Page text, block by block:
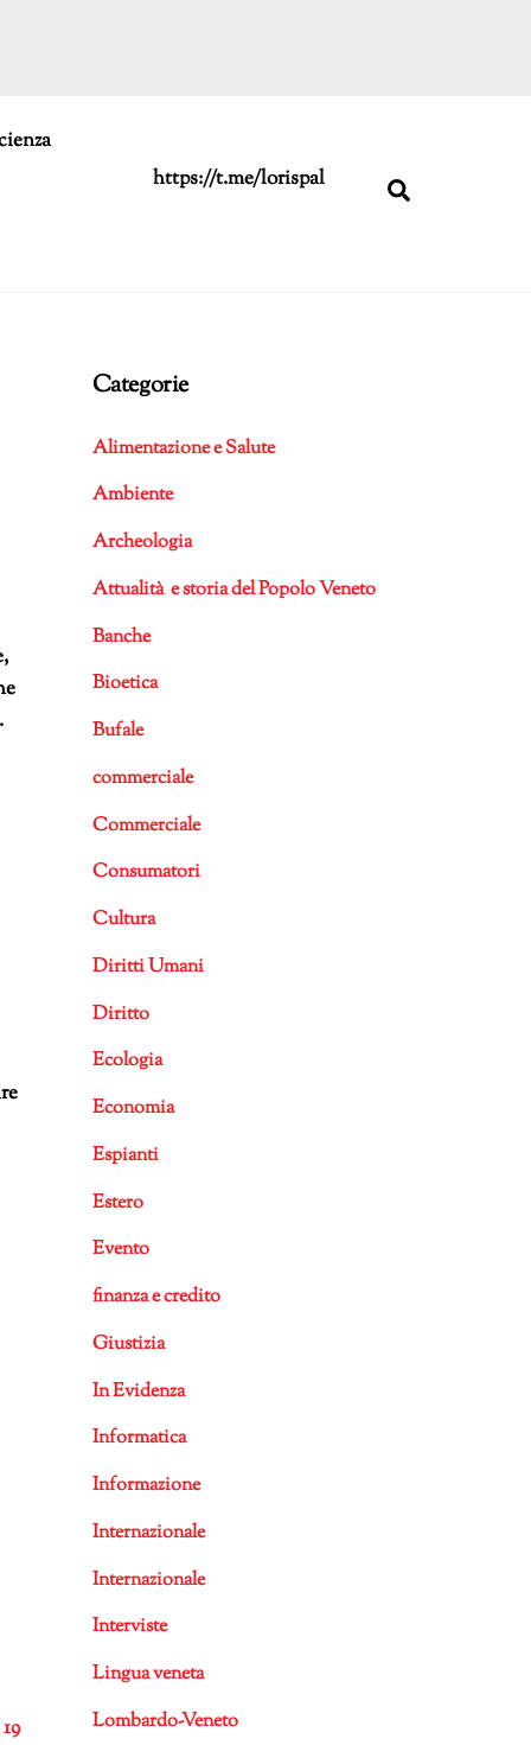
https://t.me/lorispal
19
Categorie
Alimentazione e Salute
Ambiente
Archeologia
Attualità e storia del Popolo Veneto
Banche
Bioetica
Bufale
commerciale
Commerciale
Consumatori
Cultura
Diritti Umani
Diritto
Ecologia
Economia
Espianti
Estero
Evento
finanza e credito
Giustizia
In Evidenza
Informatica
Informazione
Internazionale
Internazionale
Interviste
Lingua veneta
Lombardo-Veneto